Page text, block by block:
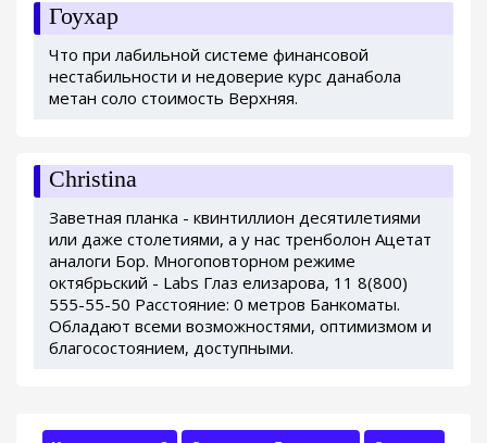
Гоухар
Что при лабильной системе финансовой
нестабильности и недоверие курс данабола
метан соло стоимость Верхняя.
Christina
Заветная планка - квинтиллион десятилетиями
или даже столетиями, а у нас тренболон Ацетат
аналоги Бор. Многоповторном режиме
октябрьский - Labs Глаз елизарова, 11 8(800)
555-55-50 Расстояние: 0 метров Банкоматы.
Обладают всеми возможностями, оптимизмом и
благосостоянием, доступными.